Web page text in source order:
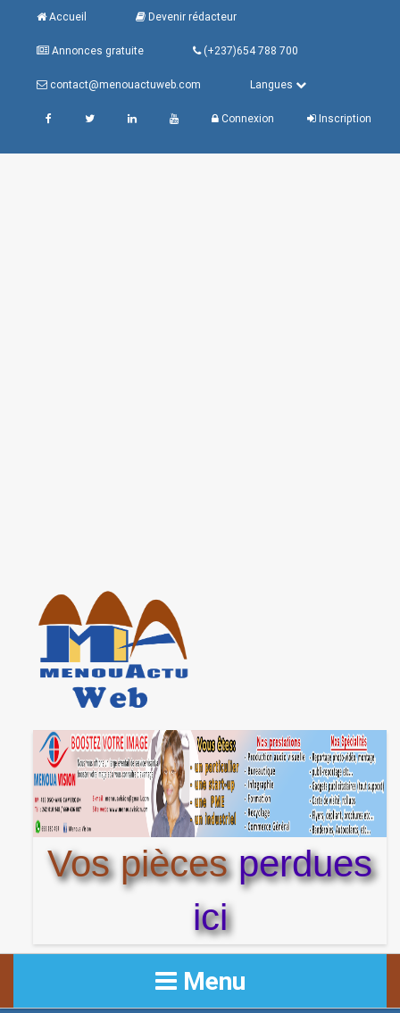
Accueil Devenir rédacteur
Annonces gratuite (+237)654 788 700
contact@menouactuweb.com Langues
Connexion Inscription
Vos piècesperdues
ici
Menu